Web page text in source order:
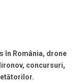
în România, drone
concursuri,